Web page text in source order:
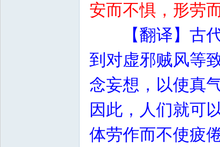
安而不惧，形劳
【翻译】古
到对虚邪贼风等
念妄想，以使真
因此，人们就可
体劳作而不使疲